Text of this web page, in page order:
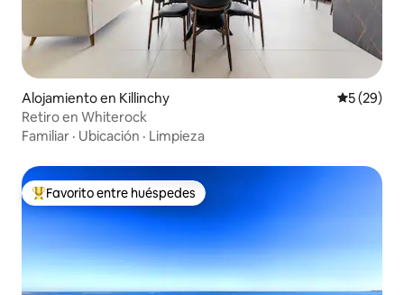
Alojamiento en Killinchy
5 (29)
Retiro en Whiterock
Familiar · Ubicación · Limpieza
Favorito entre huéspedes preferido
Favorito entre huéspedes